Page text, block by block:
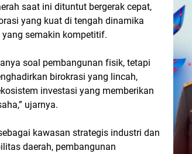
saat ini dituntut bergerak cepat,
yang kuat di tengah dinamika
semakin kompetitif.
soal pembangunan fisik, tetapi
birokrasi yang lincah,
investasi yang memberikan
ujarnya.
kawasan strategis industri dan
daerah, pembangunan